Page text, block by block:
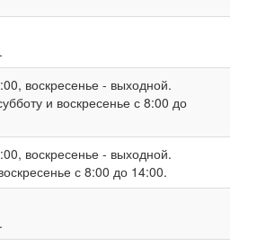
воскресенье - выходной.
и воскресенье с 8:00 до
воскресенье - выходной.
с 8:00 до 14:00.